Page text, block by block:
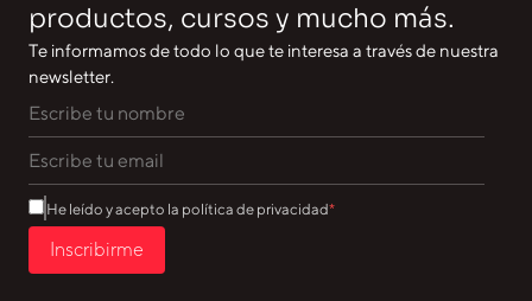
productos, cursos y mucho más.
Te informamos de todo lo que te interesa a través de nuestra
newsletter.
He leído y acepto la política de privacidad
Inscribirme